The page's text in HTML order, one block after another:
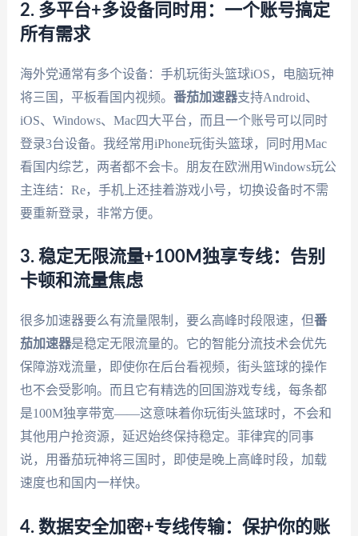
2. 多平台+多设备同时用：一个账号搞定
所有需求
海外党通常有多个设备：手机玩街头篮球iOS，电脑玩神
将三国，平板看国内视频。 番茄加速器支持Android、
iOS、Windows、Mac四大平台，而且一个账号可以同时
登录3台设备。我经常用iPhone玩街头篮球，同时用Mac
看国内综艺，两者都不会卡。朋友在欧洲用Windows玩公
主连结：Re，手机上还挂着游戏小号，切换设备时不需
要重新登录，非常方便。
3. 稳定无限流量+100M独享专线：告别
卡顿和流量焦虑
很多加速器要么有流量限制，要么高峰时段限速，但番
茄加速器是稳定无限流量的。它的智能分流技术会优先
保障游戏流量，即使你在后台看视频，街头篮球的操作
也不会受影响。而且它有精选的回国游戏专线，每条都
是100M独享带宽——这意味着你玩街头篮球时，不会和
其他用户抢资源，延迟始终保持稳定。菲律宾的同事
说，用番茄玩神将三国时，即使是晚上高峰时段，加载
速度也和国内一样快。
4. 数据安全加密+专线传输：保护你的账